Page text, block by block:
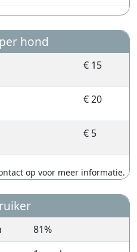
hond
€ 15
€ 20
€ 5
op voor meer informatie.
81%